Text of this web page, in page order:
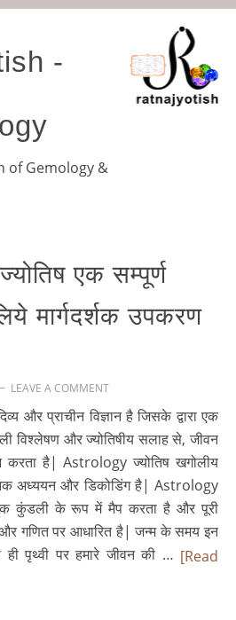
-
of Gemology &
एक सम्पूर्ण
मार्गदर्शक उपकरण
LEAVE A COMMENT
और प्राचीन विज्ञान है जिसके द्वारा एक
विश्लेषण और ज्योतिषीय सलाह से, जीवन
करता है| Astrology ज्योतिष खगोलीय
अध्ययन और डिकोडिंग है| Astrology
एक कुंडली के रूप में मैप करता है और पूरी
और गणित पर आधारित है| जन्म के समय इन
ही पृथ्वी पर हमारे जीवन की … [Read